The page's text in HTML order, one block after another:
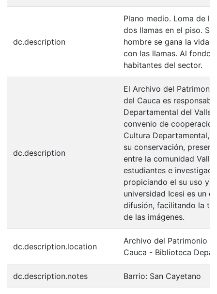
dc.description
Plano medio. Loma de
dos llamas en el piso.
hombre se gana la vida
con las llamas. Al fondo
habitantes del sector.
dc.description
El Archivo del
del Cauca es
Departamental del Valle
convenio de
Cultura Departamental,
su conservación,
entre la comunidad
estudiantes e
propiciando el su uso y
universidad Icesi es un
difusión, facilitando la
de las imágenes.
dc.description.location
Archivo del Patrimonio
Cauca - Biblioteca
dc.description.notes Barrio: San Cayetano